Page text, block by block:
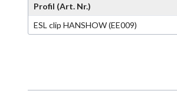
Profil (Art. Nr.)
ESL clip HANSHOW (EE009)